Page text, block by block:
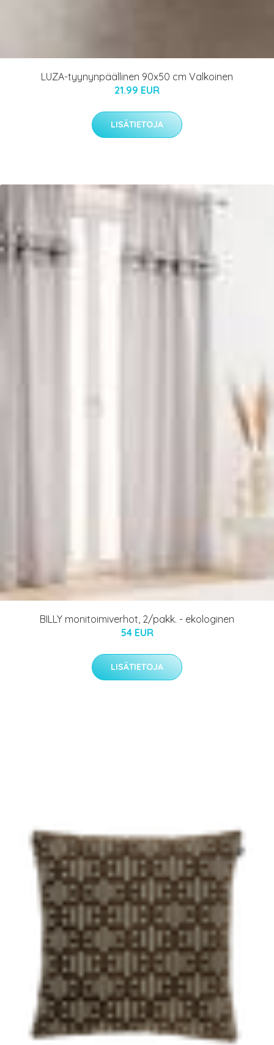
LUZA-tyynynpäällinen 90x50 cm Valkoinen
21.99 EUR
LISÄTIETOJA
BILLY monitoimiverhot, 2/pakk. - ekologinen
54 EUR
LISÄTIETOJA